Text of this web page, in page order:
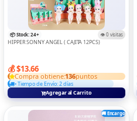
📦 Stock: 24+ 👁️ 0 visitas
HIPPER SONNY ANGEL ( CAJITA 12PCS)
💰 $13.66
Compra obtiene:136puntos
• Tiempo de Envío: 2 días
Agregar al Carrito
🚚 Encargo